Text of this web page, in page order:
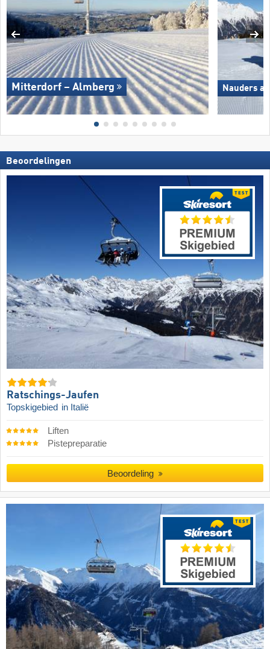
Mitterdorf – Almberg Nauders
Beoordelingen
Ratschings-Jaufen
Topskigebied in Italië
Liften
Pistepreparatie
Beoordeling